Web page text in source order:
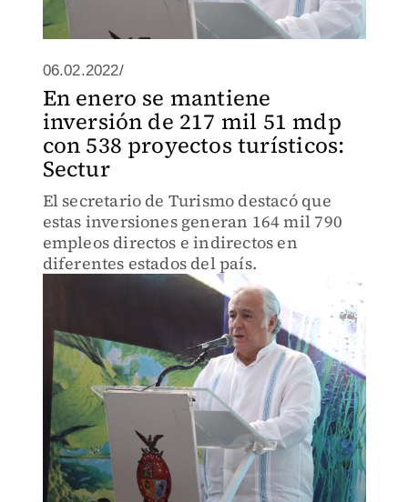
06.02.2022/
En enero se mantiene
inversión de 217 mil 51 mdp
con 538 proyectos turísticos:
Sectur
El secretario de Turismo destacó que
estas inversiones generan 164 mil 790
empleos directos e indirectos en
diferentes estados del país.